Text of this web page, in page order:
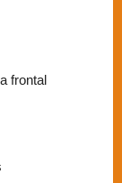
frontal